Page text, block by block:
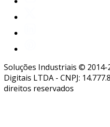
Soluções Industriais © 2014-
Digitais LTDA - CNPJ:
direitos reservados